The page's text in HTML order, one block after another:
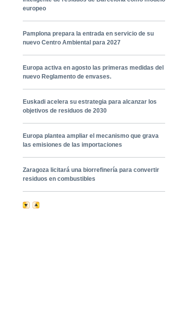
europeo
Pamplona prepara la entrada en servicio de su
nuevo Centro Ambiental para 2027
Europa activa en agosto las primeras medidas del
nuevo Reglamento de envases.
Euskadi acelera su estrategia para alcanzar los
objetivos de residuos de 2030
Europa plantea ampliar el mecanismo que grava
las emisiones de las importaciones
Zaragoza licitará una biorrefinería para convertir
residuos en combustibles